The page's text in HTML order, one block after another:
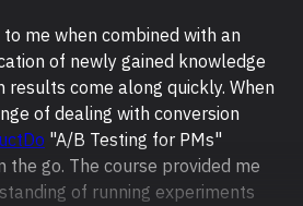
me when combined with an
of newly gained knowledge
come along quickly. When
of dealing with conversion
"A/B Testing for PMs"
the go. The course provided me
of running experiments